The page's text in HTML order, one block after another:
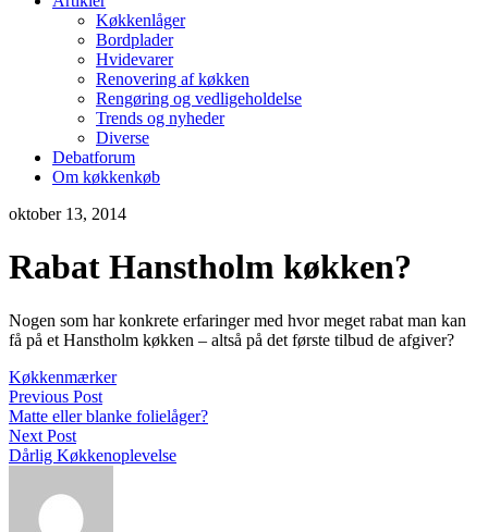
Køkkenlåger
Bordplader
Hvidevarer
Renovering af køkken
Rengøring og vedligeholdelse
Trends og nyheder
Diverse
Debatforum
Om køkkenkøb
oktober 13, 2014
Rabat Hanstholm køkken?
Nogen som har konkrete erfaringer med hvor meget rabat man kan
få på et Hanstholm køkken – altså på det første tilbud de afgiver?
Køkkenmærker
Previous Post
Matte eller blanke folielåger?
Next Post
Dårlig Køkkenoplevelse